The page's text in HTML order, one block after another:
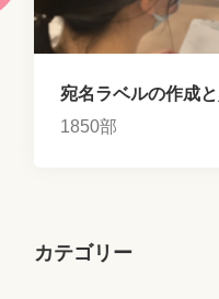
宛名ラベルの作成
1850部
カテゴリー